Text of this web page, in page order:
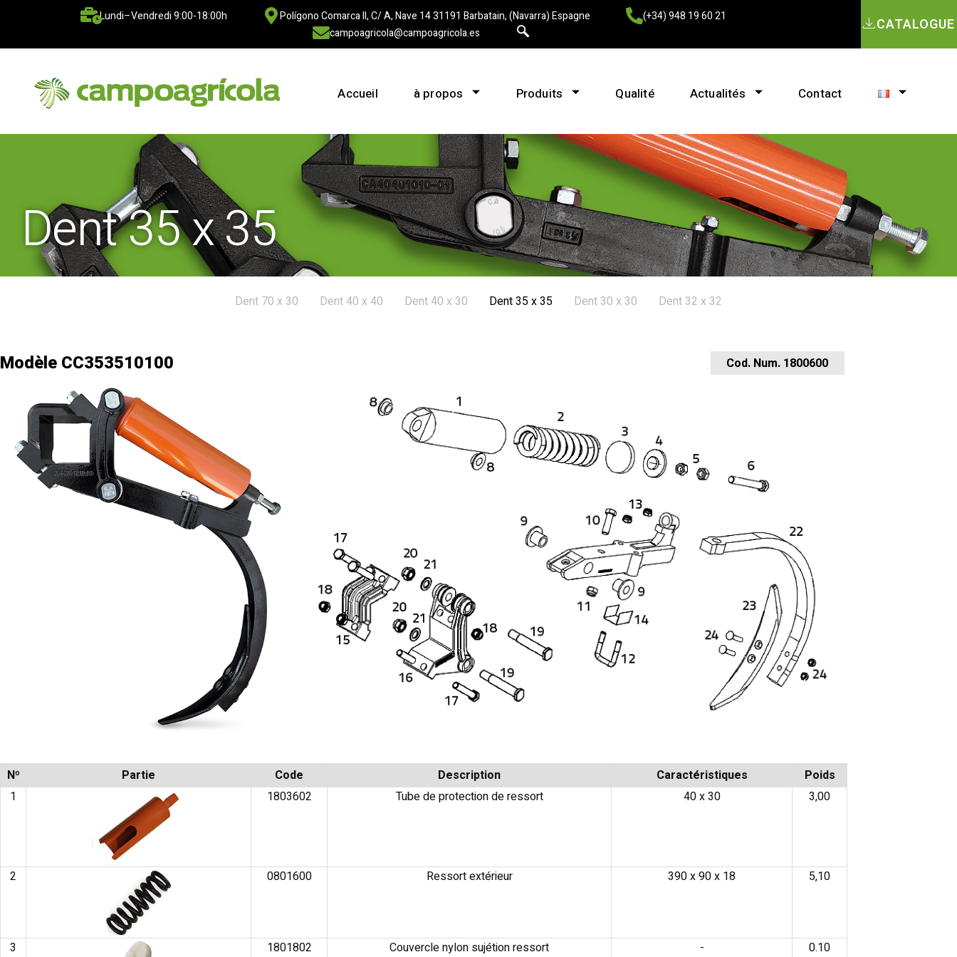
Lundi–Vendredi 9:00-18:00h Polígono Comarca II, C/ A, Nave 14 31191 Barbatain, (Navarra) Espagne
(+34) 948 19 60 21
campoagricola@campoagricola.es
CATALOGUE
Accueil à propos Produits Qualité Actualités Contact
Dent 35 x 35
Dent 70 x 30 Dent 40 x 40 Dent 40 x 30 Dent 35 x 35 Dent 30 x 30 Dent 32 x 32
Modèle CC353510100 Cod. Num. 1800600
Nº Partie Code Description Caractéristiques
Poids
1
1803602 Tube de protection de ressort 40 x 30 3,00
2 0801600 Ressort extérieur 390 x 90 x 18 5,10
3 1801802 Couvercle nylon sujétion ressort - 0.10